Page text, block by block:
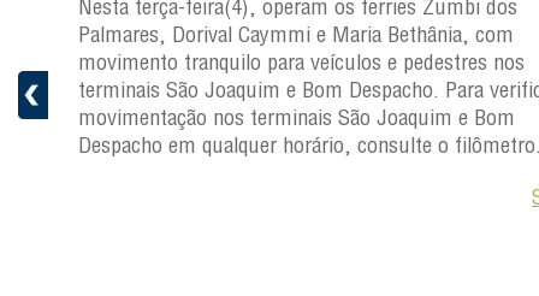
a
Nesta terça-feira(4), operam os ferries Zumbi dos
Palmares, Dorival Caymmi e Maria Bethânia, com
movimento tranquilo para veículos e pedestres nos
terminais São Joaquim e Bom Despacho. Para
movimentação nos terminais São Joaquim e Bom
Despacho em qualquer horário, consulte o